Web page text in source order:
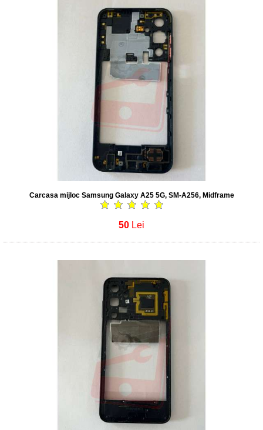
Carcasa mijloc Samsung Galaxy A25 5G, SM-A256, Midframe
50 Lei